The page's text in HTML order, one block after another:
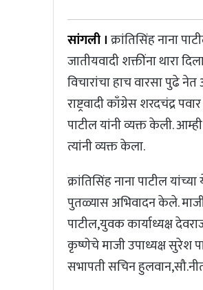
सांगली ।क्रांतिसिंह नाना
जातीयवादी शक्तींना थारा
विचारांचा हाच वारसा पुढे
राष्ट्रवादी काँग्रेस शरदचंद्र
पाटील यांनी व्यक्त केली.
त्यांनी व्यक्त केला.
क्रांतिसिंह नाना पाटील
पुतळ्यास अभिवादन केले. माजी
पाटील,युवक कार्याध्यक्ष
कृष्णेचे माजी उपाध्यक्ष सुरेश
सभापती सचिन